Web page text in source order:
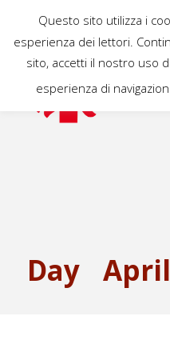
Day
Questo sito utilizza i
esperienza dei lettori.
sito, accetti il nostro uso
esperienza di